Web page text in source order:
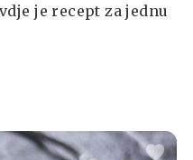
je recept za jednu